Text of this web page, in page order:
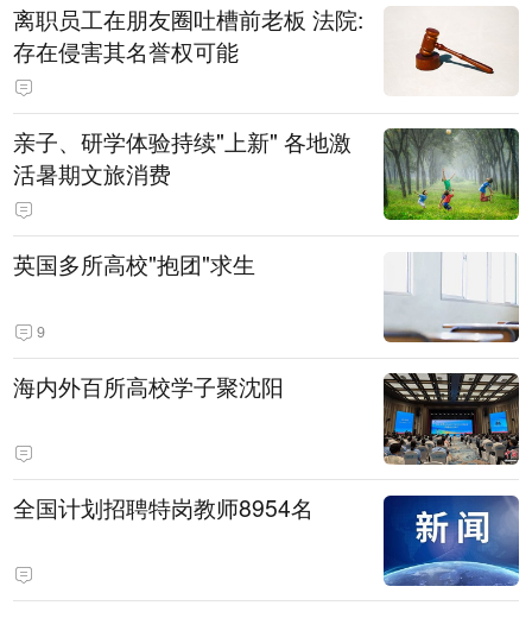
离职员工在朋友圈吐槽前老板 法院:
存在侵害其名誉权可能
亲子、研学体验持续"上新" 各地激
活暑期文旅消费
英国多所高校"抱团"求生
9
海内外百所高校学子聚沈阳
全国计划招聘特岗教师8954名